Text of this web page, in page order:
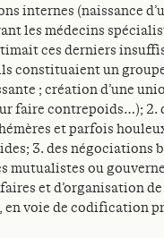
internes (naissance
les médecins
ces derniers
constituaient un
; création d’une
faire contrepoids…); 2.
et parfois
3. des négociations
mutualistes ou
et d’organisation
voie de codification